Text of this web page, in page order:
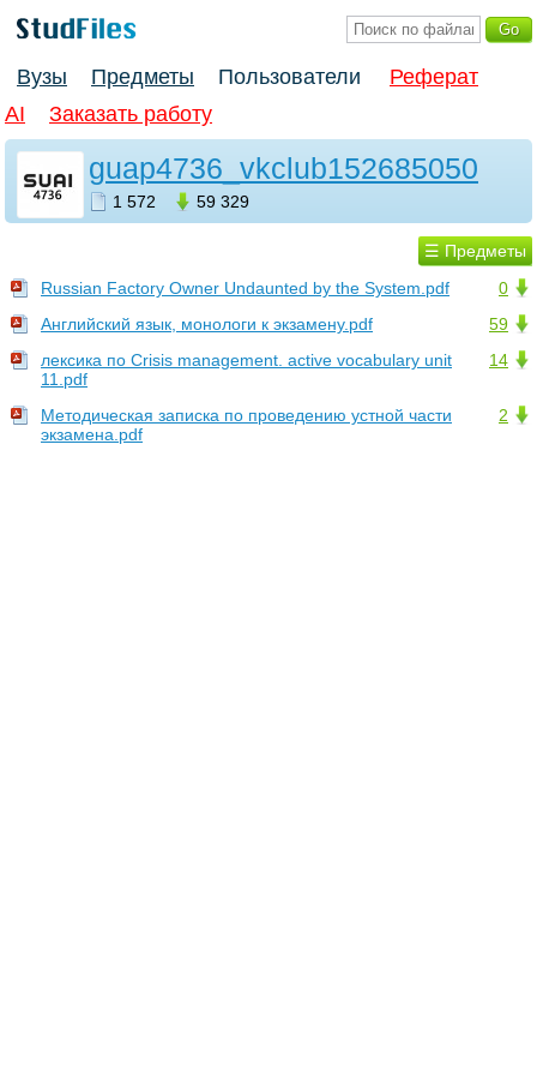
Вузы Предметы Пользователи
Реферат
AI
Заказать работу
guap4736_vkclub152685050
1 572 59 329
☰ Предметы
0
Russian Factory Owner Undaunted by the System.pdf
59
Английский язык, монологи к экзамену.pdf
14
лексика по Crisis management. active vocabulary unit
11.pdf
2
Методическая записка по проведению устной части
экзамена.pdf